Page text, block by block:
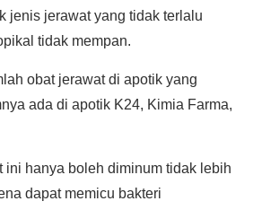
jenis jerawat yang tidak terlalu
tidak mempan.
obat jerawat di apotik yang
ada di apotik K24, Kimia Farma,
ini hanya boleh diminum tidak lebih
dapat memicu bakteri